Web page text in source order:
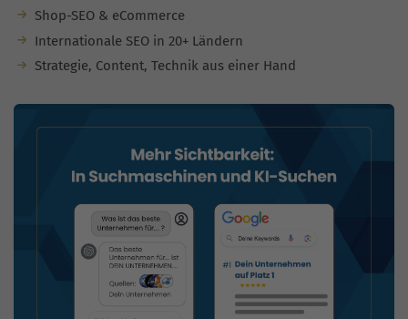
Shop-SEO & eCommerce
Internationale SEO in 20+ Ländern
Strategie, Content, Technik aus einer Hand